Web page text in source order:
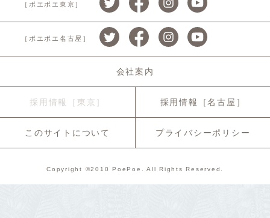
［ポエポエ東京］
［ポエポエ名古屋］
会社案内
採用情報［東京］ 採用情報［名古屋］
このサイトについて プライバシーポリシー
Copyright ©2010 PoePoe. All Rights Reserved.